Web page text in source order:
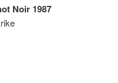
Noir 1987